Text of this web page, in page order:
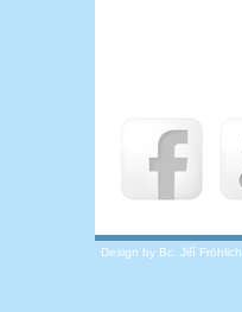
Design by Bc. Jiří Fröhlich